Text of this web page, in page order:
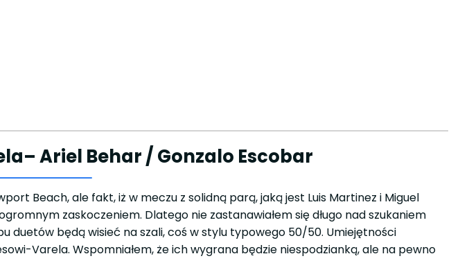
– Ariel Behar / Gonzalo Escobar
Beach, ale fakt, iż w meczu z solidną parą, jaką jest Luis Martinez i Miguel
zaskoczeniem. Dlatego nie zastanawiałem się długo nad szukaniem
duetów będą wisieć na szali, coś w stylu typowego 50/50. Umiejętności
Varela. Wspomniałem, że ich wygrana będzie niespodzianką, ale na pewno